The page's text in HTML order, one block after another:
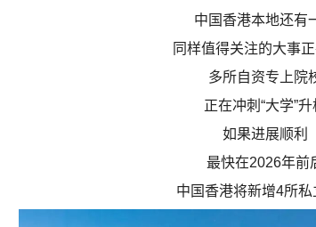
中国香港本地还有
同样值得关注的大事
多所自资专上院
正在冲刺“大学”升
如果进展顺利
最快在2026年前
中国香港将新增4所私